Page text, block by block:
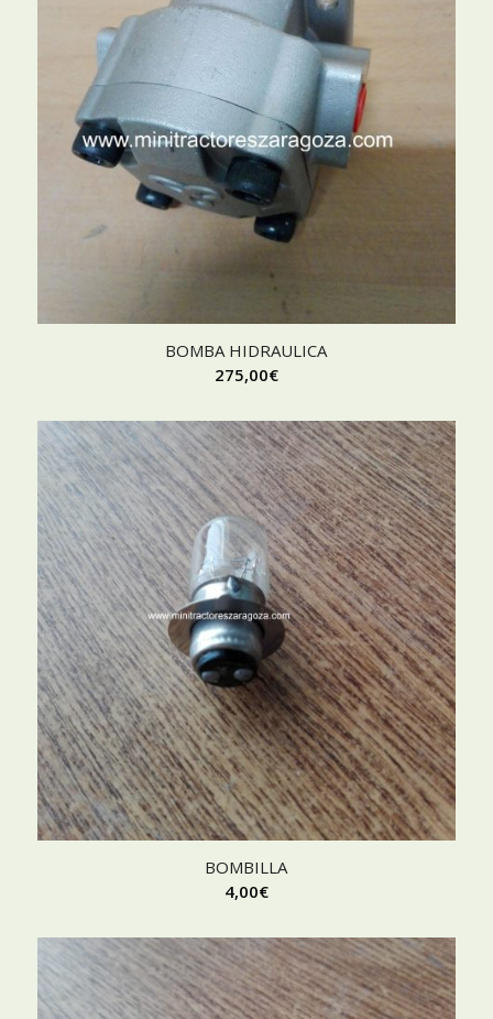
BOMBA HIDRAULICA
275,00€
BOMBILLA
4,00€